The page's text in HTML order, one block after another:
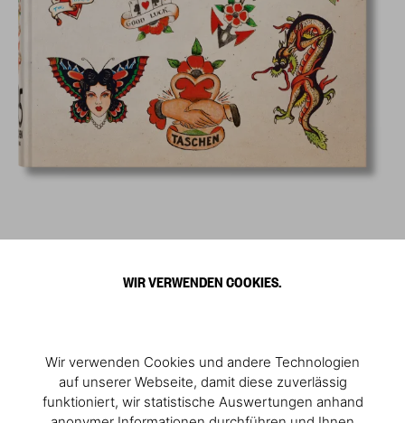
WIR VERWENDEN COOKIES.
Wir verwenden Cookies und andere Technologien
auf unserer Webseite, damit diese zuverlässig
funktioniert, wir statistische Auswertungen anhand